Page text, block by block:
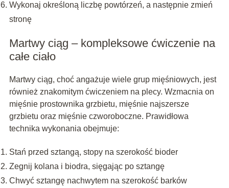
Wykonaj określoną liczbę powtórzeń, a następnie zmień
stronę
Martwy ciąg – kompleksowe ćwiczenie na
całe ciało
Martwy ciąg, choć angażuje wiele grup mięśniowych, jest
również znakomitym ćwiczeniem na plecy. Wzmacnia on
mięśnie prostownika grzbietu, mięśnie najszersze
grzbietu oraz mięśnie czworoboczne. Prawidłowa
technika wykonania obejmuje:
Stań przed sztangą, stopy na szerokość bioder
Zegnij kolana i biodra, sięgając po sztangę
Chwyć sztangę nachwytem na szerokość barków